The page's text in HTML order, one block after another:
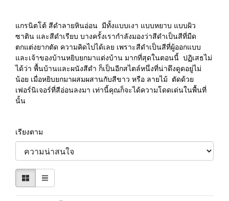
แกรนิตโต้ สีดำลายหินอ่อน มีทั้งแบบเงา แบบหยาบ แบบผิว
ซาติน และสีดำเรียบ บางครั้งเรากำลังมองว่าสีดำเป็นสีที่มืด
ตกแต่งยากตัด ความคิดไปได้เลย เพราะสีดำเป็นสีที่ผู้ออกแบบ
และเจ้าของบ้านหยิบยกมาแต่งบ้าน มากที่สุดในตอนนี้ ปฏิเสธไม่
ได้ว่า พื้นบ้านและผนังสีดำ ก็เป็นอีกสไตล์หนึ่งที่น่าดึงดูดอยู่ไม่
น้อย เมื่อหยิบยกมาผสมผสานกับสีขาว หรือ ลายไม้ ตัดด้วย
เฟอร์นิเจอร์ที่สีอ่อนลงมา เท่านี้คุณก็จะได้ความโดดเด่นในพื้นที่
นั้น
เรียงตาม